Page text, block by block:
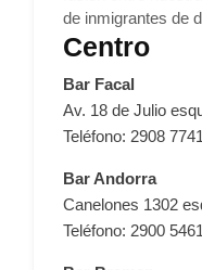
de inmigrantes de
Centro
Bar Facal
Av. 18 de Julio
Teléfono: 2908 7741
Bar Andorra
Canelones 1302
Teléfono: 2900 5461